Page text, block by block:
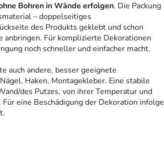
Bohren in Wände erfolgen. Die Packung
– doppelseitiges
des Produkts geklebt und schon
Für komplizierte Dekorationen
noch schneller und einfacher macht.
auch andere, besser geeignete
Haken, Montagekleber. Eine stabile
des Putzes, von ihrer Temperatur und
eine Beschädigung der Dekoration infolge